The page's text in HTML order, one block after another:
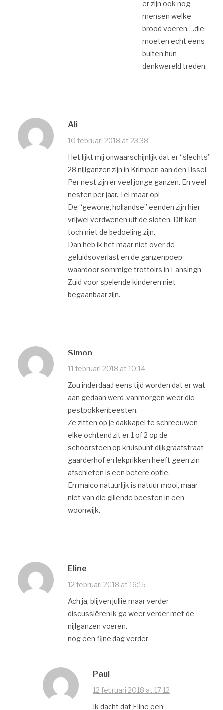
er zijn ook nog
mensen welke
brood voeren….die
moeten echt eens
buiten hun
denkwereld treden.
Ali
10 februari 2018 at 23:38
Het lijkt mij onwaarschijnlijk dat er “slechts”
28 nijlganzen zijn in Krimpen aan den IJssel.
Per nest zijn er veel jonge ganzen. En veel
nesten per jaar. Tel maar op!
De “gewone, hollandse” eenden zijn hier
vrijwel verdwenen uit de sloten. Dit kan
toch niet de bedoeling zijn.
Dan heb ik het maar niet over de
geluidsoverlast en de ganzenpoep
waardoor sommige trottoirs in Lansingh
Zuid voor spelende kinderen niet
begaanbaar zijn.
Simon
11 februari 2018 at 10:14
Zou inderdaad eens tijd worden dat er wat
aan gedaan werd ,vanmorgen weer die
pestpokkenbeesten.
Ze zitten op je dakkapel te schreeuwen
elke ochtend zit er 1 of 2 op de
schoorsteen op kruispunt dijkgraafstraat
gaarderhof en lekprikken heeft geen zin
afschieten is een betere optie.
En maico natuurlijk is natuur mooi, maar
niet van die gillende beesten in een
woonwijk.
Eline
12 februari 2018 at 16:15
Ach ja, blijven jullie maar verder
discussiëren ik ga weer verder met de
nijlganzen voeren.
nog een fijne dag verder
Paul
12 februari 2018 at 17:12
Ik dacht dat Eline een